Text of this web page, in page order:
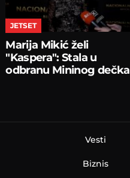
JETSET
Marija Mikić želi
"Kaspera": Stala u
odbranu Mininog dečka
Vesti
Biznis